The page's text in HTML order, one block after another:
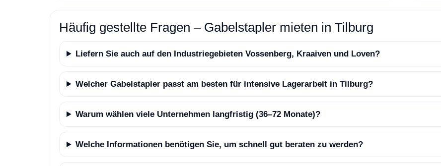
Häufig gestellte Fragen – Gabelstapler mieten in Tilburg
Liefern Sie auch auf den Industriegebieten Vossenberg, Kraaiven und Loven?
Welcher Gabelstapler passt am besten für intensive Lagerarbeit in Tilburg?
Warum wählen viele Unternehmen langfristig (36–72 Monate)?
Welche Informationen benötigen Sie, um schnell gut beraten zu werden?